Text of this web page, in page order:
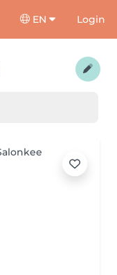
EN Login